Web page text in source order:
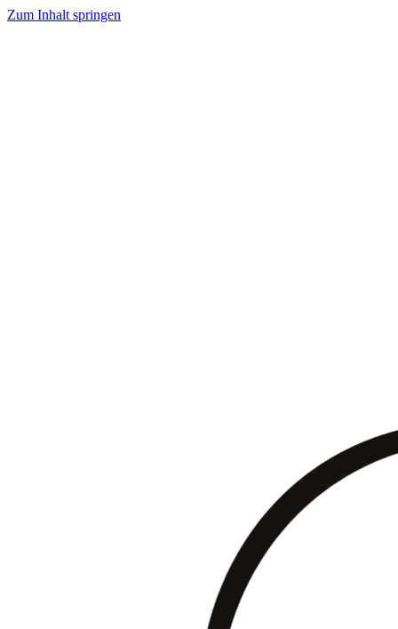
Zum Inhalt springen